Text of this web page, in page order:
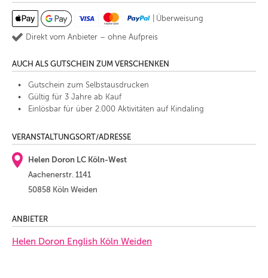
Überweisung
Direkt vom Anbieter – ohne Aufpreis
AUCH ALS GUTSCHEIN ZUM VERSCHENKEN
Gutschein zum Selbstausdrucken
Gültig für 3 Jahre ab Kauf
Einlösbar für über 2.000 Aktivitäten auf Kindaling
VERANSTALTUNGSORT/ADRESSE
Helen Doron LC Köln-West
Aachenerstr. 1141
50858 Köln Weiden
ANBIETER
Helen Doron English Köln Weiden